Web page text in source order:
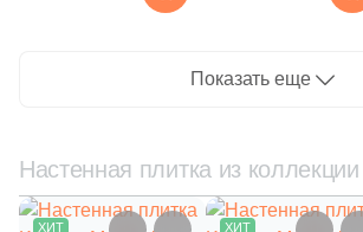
светлый матовый
под камень
Показать еще
Настенная плитка из
ХИТ ХИТ